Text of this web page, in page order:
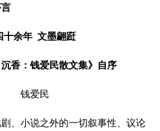
十余年 文墨翩跹
香：钱爱民散文集》自序
钱爱民
、小说之外的一切叙事性、议论